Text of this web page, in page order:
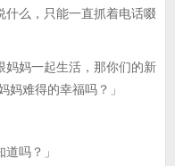
么，只能一直抓着电话啜
妈一起生活，那你们的新
妈难得的幸福吗？」
吗？」